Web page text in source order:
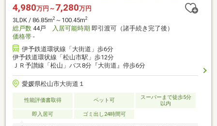
4,980万円～ 7,280万円
3LDK / 86.85m2 ～100.45m2
総戸数 44戸 入居可能時期 即引渡可（諸手続き完了後）
価格帯 -
伊予鉄道環状線「大街道」歩6分
伊予鉄道環状線「松山市駅」歩12分
ＪＲ予讃線「松山」バス8分『大街道』停歩6分
愛媛県松山市大街道１
性能評価書取得 ペット可
スーパーまで徒歩5分
以内
即入居可
ゴミ出し24時間可